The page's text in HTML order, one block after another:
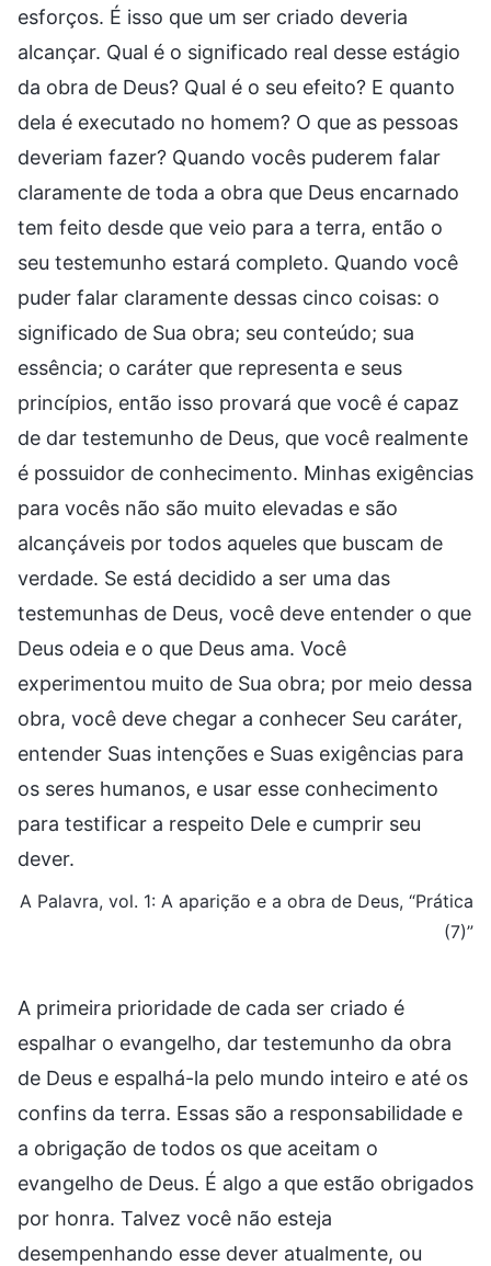
esforços. É isso que um ser criado deveria
alcançar. Qual é o significado real desse estágio
da obra de Deus? Qual é o seu efeito? E quanto
dela é executado no homem? O que as pessoas
deveriam fazer? Quando vocês puderem falar
claramente de toda a obra que Deus encarnado
tem feito desde que veio para a terra, então o
seu testemunho estará completo. Quando você
puder falar claramente dessas cinco coisas: o
significado de Sua obra; seu conteúdo; sua
essência; o caráter que representa e seus
princípios, então isso provará que você é capaz
de dar testemunho de Deus, que você realmente
é possuidor de conhecimento. Minhas exigências
para vocês não são muito elevadas e são
alcançáveis por todos aqueles que buscam de
verdade. Se está decidido a ser uma das
testemunhas de Deus, você deve entender o que
Deus odeia e o que Deus ama. Você
experimentou muito de Sua obra; por meio dessa
obra, você deve chegar a conhecer Seu caráter,
entender Suas intenções e Suas exigências para
os seres humanos, e usar esse conhecimento
para testificar a respeito Dele e cumprir seu
dever.
A Palavra, vol. 1: A aparição e a obra de Deus, “Prática
(7)”
A primeira prioridade de cada ser criado é
espalhar o evangelho, dar testemunho da obra
de Deus e espalhá-la pelo mundo inteiro e até os
confins da terra. Essas são a responsabilidade e
a obrigação de todos os que aceitam o
evangelho de Deus. É algo a que estão obrigados
por honra. Talvez você não esteja
desempenhando esse dever atualmente, ou